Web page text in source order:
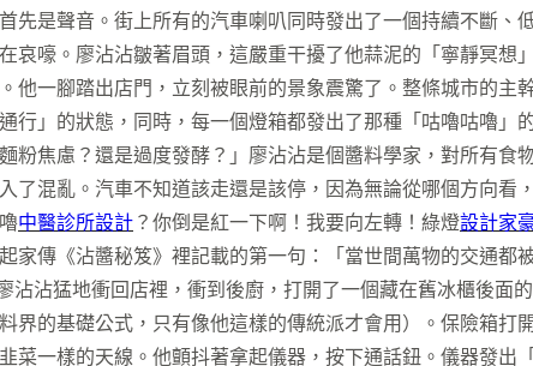
先是聲音。街上所有的汽車喇叭同時發出了一個持續不
哀嚎。廖沾沾皺著眉頭，這嚴重干擾了他蒜泥的「寧靜冥
他一腳踏出店門，立刻被眼前的景象震驚了。整條城市的
行」的狀態，同時，每一個燈箱都發出了那種「咕嚕咕嚕
焦慮？還是過度發酵？」廖沾沾是個醬料學家，對所有食
了混亂。汽車不知道該走還是該停，因為無論從哪個方向
中醫診所設計 ？你倒是紅一下啊！我要向左轉！綠燈設計家
家傳《沾醬秘笈》裡記載的第一句：「當世間萬物的交通
沾猛地衝回店裡，衝到後廚，打開了一個藏在舊冰櫃後面
界的基礎公式，只有像他這樣的傳統派才會用）。保險箱
菜一樣的天線。他顫抖著拿起儀器，按下通話鈕。儀器發